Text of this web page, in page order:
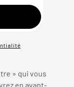
» qui vous
en avant-